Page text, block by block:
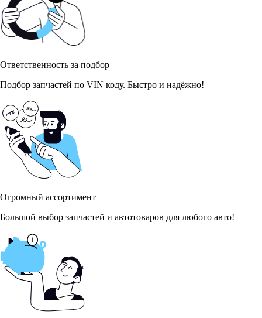
Ответственность за подбор
Подбор запчастей по VIN коду. Быстро и надёжно!
Огромный ассортимент
Большой выбор запчастей и автотоваров для любого авто!